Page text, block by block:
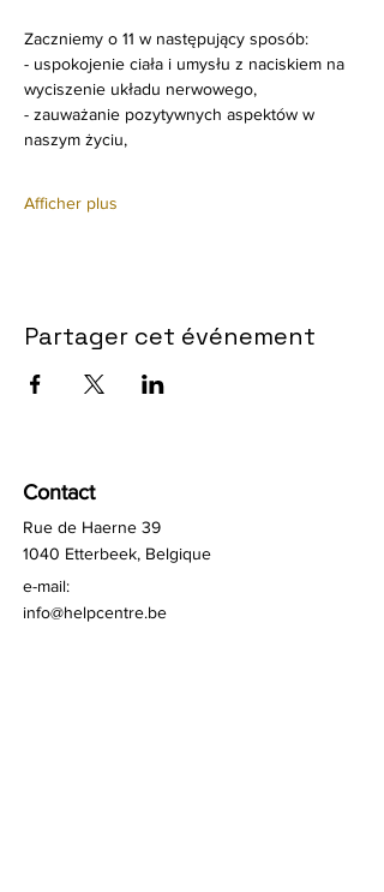
Zaczniemy o 11 w następujący sposób:
- uspokojenie ciała i umysłu z naciskiem na
wyciszenie układu nerwowego,
- zauważanie pozytywnych aspektów w
naszym życiu,
Afficher plus
Partager cet événement
Contact
Rue de Haerne 39
1040 Etterbeek, Belgique
e-mail:
info@helpcentre.be